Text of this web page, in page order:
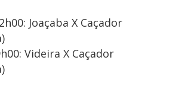
Joaçaba X Caçador
Videira X Caçador